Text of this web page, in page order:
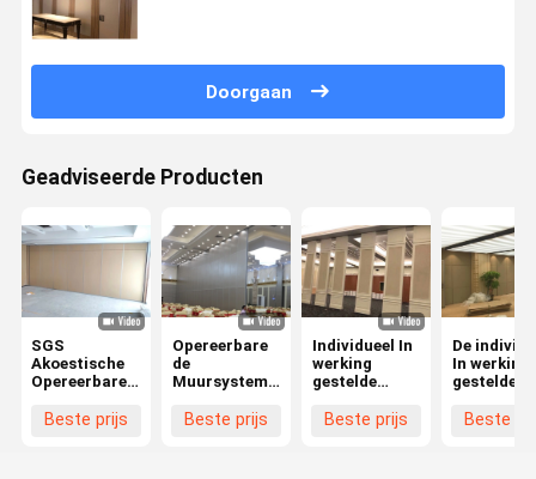
Doorgaan
Geadviseerde Producten
SGS
Akoestische
Opereerbare
Comité
Beste prijs
Opereerbare
de
Muursystemen
Modern Fold
Beste prijs
Individueel In
werking
gestelde
Verdelingsmuren
Beste prijs
De
In werking
gestelde
Houten
Beste